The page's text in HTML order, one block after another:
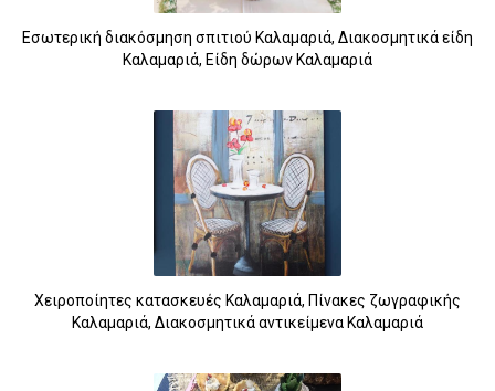
Εσωτερική διακόσμηση σπιτιού Καλαμαριά, Διακοσμητικά είδη
Καλαμαριά, Είδη δώρων Καλαμαριά
Χειροποίητες κατασκευές Καλαμαριά, Πίνακες ζωγραφικής
Καλαμαριά, Διακοσμητικά αντικείμενα Καλαμαριά